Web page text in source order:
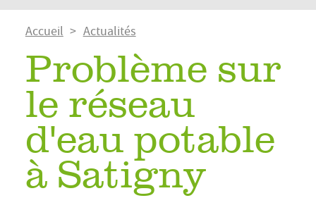
Fil
d'Ariane
Accueil Actualités
Problème sur
le réseau
d'eau potable
à Satigny